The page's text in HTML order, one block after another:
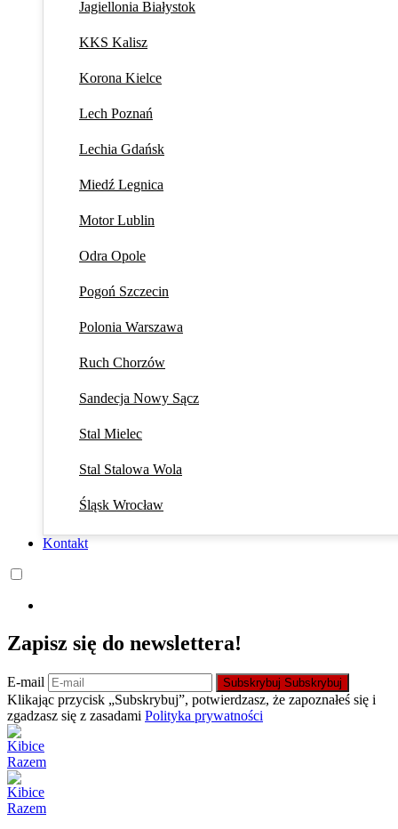
Jagiellonia Białystok
KKS Kalisz
Korona Kielce
Lech Poznań
Lechia Gdańsk
Miedź Legnica
Motor Lublin
Odra Opole
Pogoń Szczecin
Polonia Warszawa
Ruch Chorzów
Sandecja Nowy Sącz
Stal Mielec
Stal Stalowa Wola
Śląsk Wrocław
Kontakt
Zapisz się do newslettera!
E-mail Subskrybuj Subskrybuj
Klikając przycisk „Subskrybuj”, potwierdzasz, że zapoznałeś się i
zgadzasz się z zasadami Polityka prywatności